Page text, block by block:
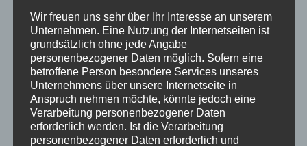
werden.
Am Tag des Balls Sträusse dann in Immenstadt bei
Vergissmeinicht abgeholt werden.
➤ Kleines Geschenkfür die Jungs (kein Alkohol,
Zigaretten, oder ähnliches)
WeitereTermine :
Samstag, 25.06. 16:00 Uhr:
Wir freuen uns sehr über Ihr Interesse an unserem
Unternehmen. Eine Nutzung der Internetseiten ist
grundsätzlich ohne jede Angabe
personenbezogener Daten möglich. Sofern eine
betroffene Person besondere Services unseres
Unternehmens über unsere Internetseite in
Anspruch nehmen möchte, könnte jedoch eine
Verarbeitung personenbezogener Daten
erforderlich werden. Ist die Verarbeitung
personenbezogener Daten erforderlich und